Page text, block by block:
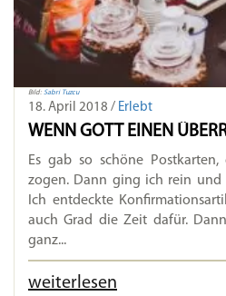
Bild: Sabri Tuzcu
18. April 2018 / Erlebt
WENN GOTT EINEN
Es gab so schöne
zogen. Dann ging ich rein und
Ich entdeckte
auch Grad die Zeit dafür.
ganz...
weiterlesen